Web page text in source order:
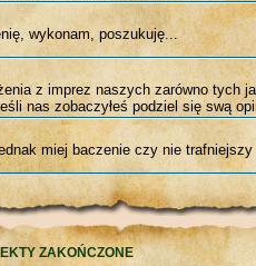
wykonam, poszukuję...
z imprez naszych zarówno tych
nas zobaczyłeś podziel się swą
miej baczenie czy nie trafniejszy
ZAKOŃCZONE